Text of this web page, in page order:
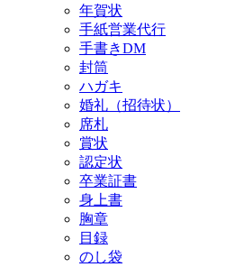
年賀状
手紙営業代行
手書きDM
封筒
ハガキ
婚礼（招待状）
席札
賞状
認定状
卒業証書
身上書
胸章
目録
のし袋